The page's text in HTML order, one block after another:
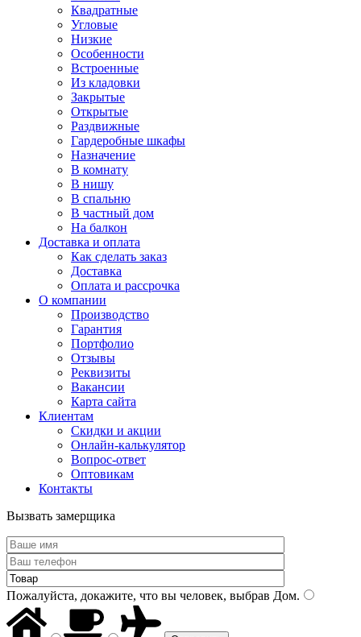
Квадратные
Угловые
Низкие
Особенности
Встроенные
Из кладовки
Закрытые
Открытые
Раздвижные
Гардеробные шкафы
Назначение
В комнату
В нишу
В спальню
В частный дом
На балкон
Доставка и оплата
Как сделать заказ
Доставка
Оплата и рассрочка
О компании
Производство
Гарантия
Портфолио
Отзывы
Реквизиты
Вакансии
Карта сайта
Клиентам
Скидки и акции
Онлайн-калькулятор
Вопрос-ответ
Оптовикам
Контакты
Вызвать замерщика
Пожалуйста, докажите, что вы человек, выбрав Дом.